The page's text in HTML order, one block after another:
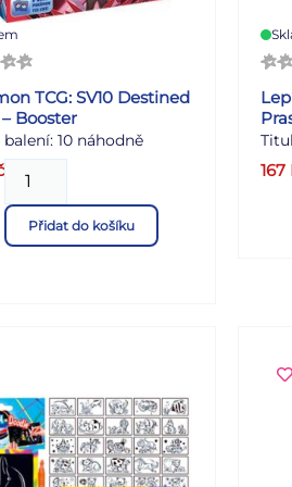
TCG: SV10 Destined
Booster
10 náhodně
karet Doba hraní
Počet hráčů 2
Přidat do košíku
167